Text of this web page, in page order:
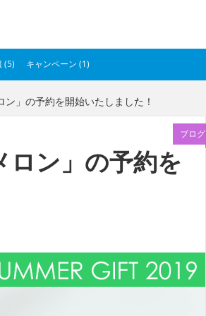
(5) キャンペーン (1)
」の予約を開始いたしました！
ブログ
ロン」の予約を